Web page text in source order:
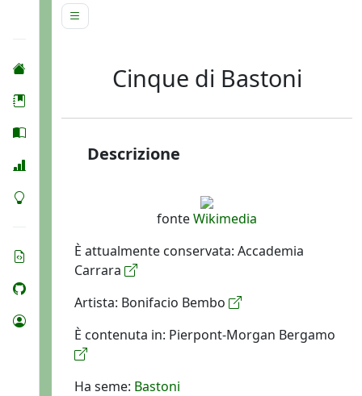
Cinque di Bastoni
Descrizione
fonteWikimedia
È attualmente conservata: Accademia
Carrara
Artista: Bonifacio Bembo
È contenuta in: Pierpont-Morgan Bergamo
Ha seme: Bastoni